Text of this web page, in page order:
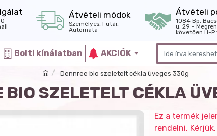
Átvételi módok
Személyes, Futár,
Automata
Átvételi
1084 Bp.
u. 29 -
követően H-P
Bolti kínálatban AKCIÓK
Dennree bio szeletelt cékla üveges 330g
BIO SZELETELT CÉKLA
Ez a termék
rendelni.